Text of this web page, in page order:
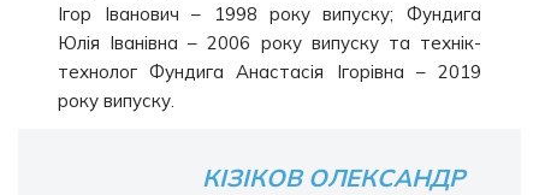
Ігор Іванович – 1998 року випуску; Фундига
Юлія Іванівна – 2006 року випуску та технік-
технолог Фундига Анастасія Ігорівна – 2019
року випуску.
КІЗІКОВ ОЛЕКСАНДР